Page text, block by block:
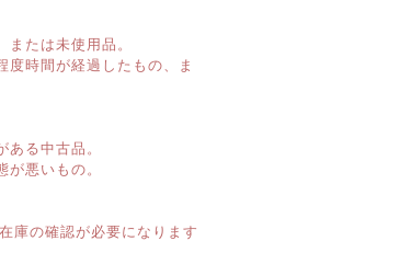
たは未使用品。
度時間が経過したもの、ま
る中古品。
悪いもの。
庫の確認が必要になります